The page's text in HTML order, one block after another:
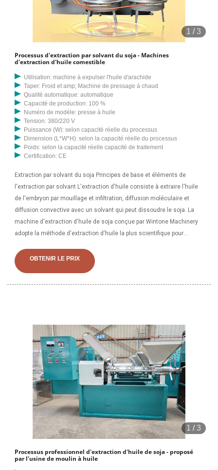
1 /3
Processus d'extraction par solvant du soja - Machines
d'extraction d'huile comestible
Utilisation: machine à expulser l'huile d'arachide
Taper: Froid et amp; Machine de pressage à chaud
Qualité automatique: automatique
Capacité de production: 100 %
Numéro de modèle: presse à huile
Tension: 380/220 V
Puissance (W): selon capacité réelle du processus
Dimension (L*W*H): selon la capacité réelle du processus
Poids: selon la capacité réelle capacité de traitement
Certification: CE
Extraction par solvant du soja Principes de base et éléments de
l'extraction par solvant L'extraction d'huile consiste à extraire l'huile
de l'embryon par mouillage et infiltration, diffusion moléculaire et
diffusion convective avec un solvant qui peut dissoudre le soja. La
machine d'extraction d'huile de soja conçue par Wintone Machinery
adopte la méthode d'extraction d'huile la plus scientifique pour
conception avancée de la technologie d'extraction de l'huile de soja
offre le haut niveau.
OBTENIR LE PRIX
1 /3
Processus professionnel d'extraction d'huile de soja - proposé
par l'usine de moulin à huile